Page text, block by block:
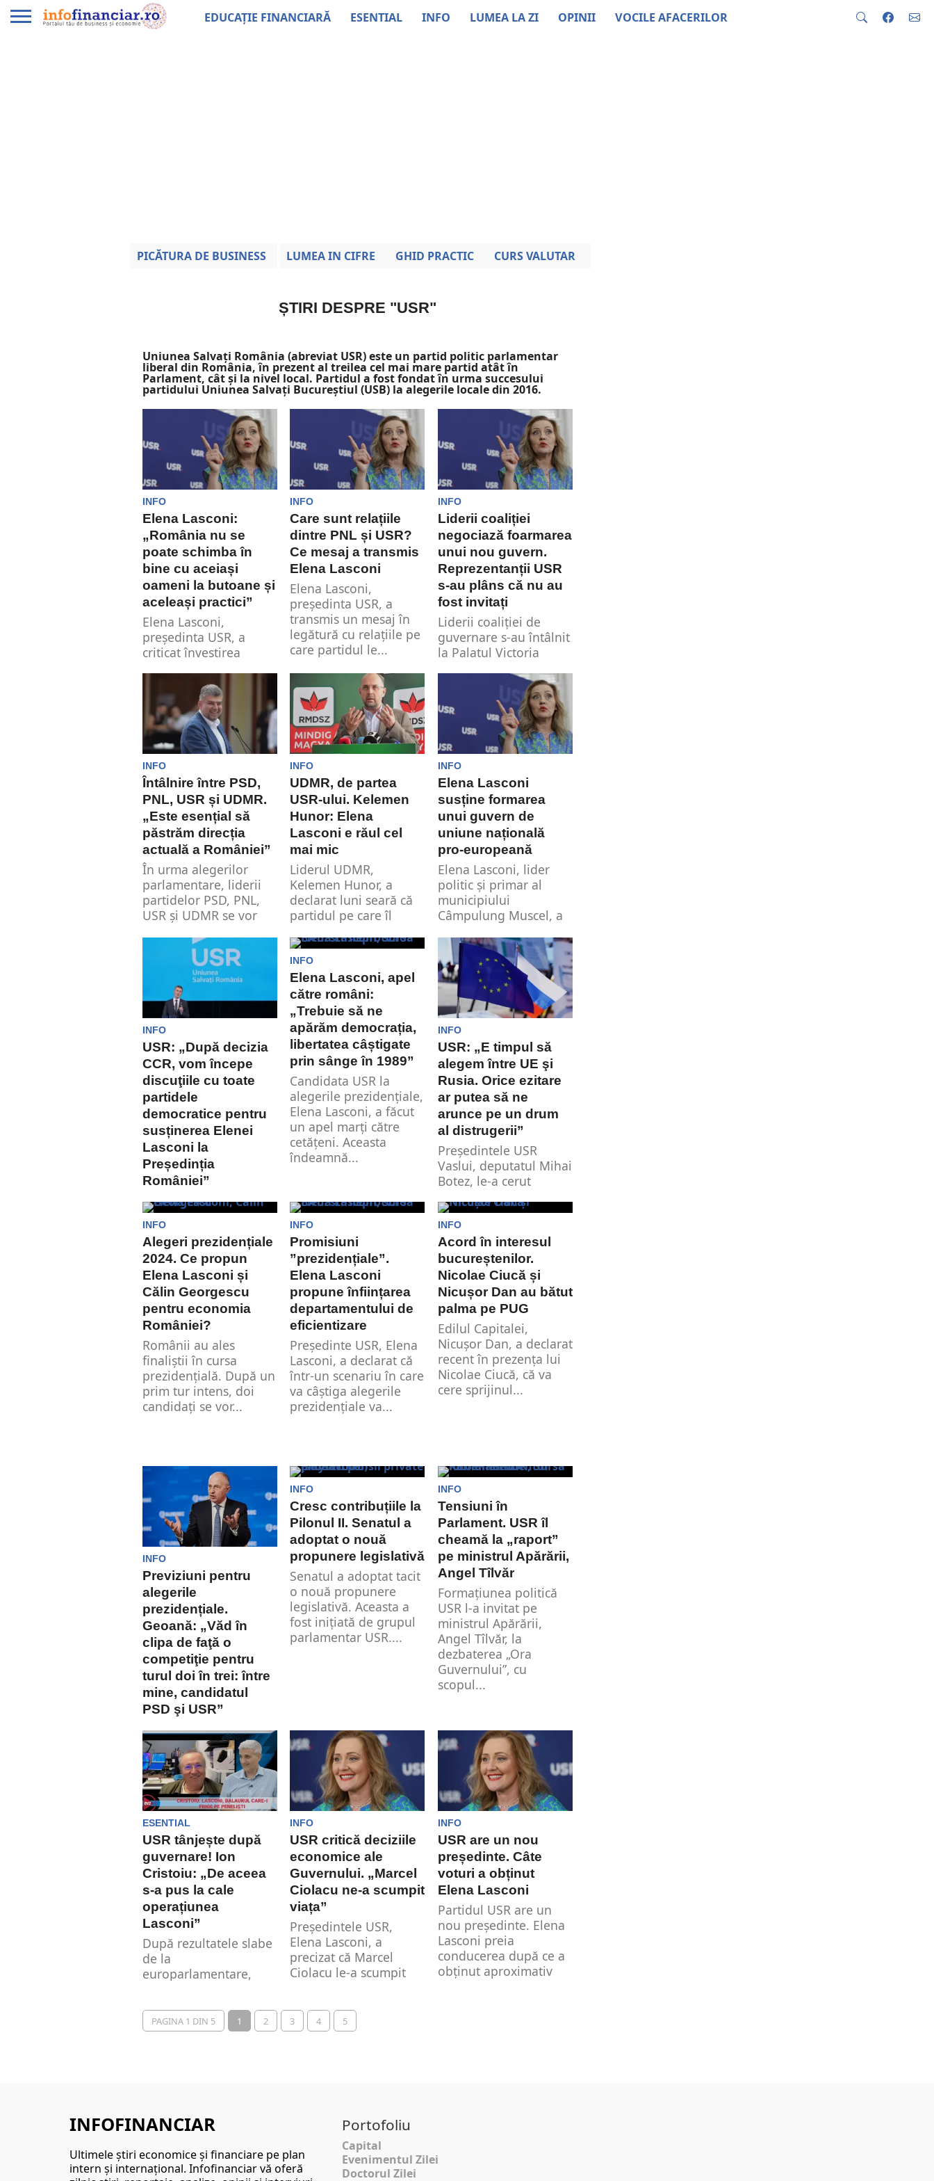
EDUCAȚIE FINANCIARĂ ESENTIAL INFO LUMEA LA ZI OPINII VOCILE AFACERILOR
PICĂTURA DE BUSINESS LUMEA IN CIFRE GHID PRACTIC CURS VALUTAR
ȘTIRI DESPRE "USR"
Uniunea Salvați România (abreviat USR) este un partid politic parlamentar
liberal din România, în prezent al treilea cel mai mare partid atât în ​​
Parlament, cât și la nivel local. Partidul a fost fondat în urma succesului
partidului Uniunea Salvați Bucureștiul (USB) la alegerile locale din 2016.
INFO
Elena Lasconi:
„România nu se
poate schimba în
bine cu aceiași
oameni la butoane și
aceleași practici”
Elena Lasconi,
președinta USR, a
criticat învestirea
2, considerând că
schimbările minore
nu...
INFO
Care sunt relațiile
dintre PNL și USR?
Ce mesaj a transmis
Elena Lasconi
Elena Lasconi,
președinta USR, a
transmis un mesaj în
legătură cu relațiile pe
care partidul le...
INFO
Liderii coaliției
negociază foarmarea
unui nou guvern.
Reprezentanții USR
s-au plâns că nu au
fost invitați
Liderii coaliției de
guvernare s-au întâlnit
la Palatul Victoria
formarea unui nou
INFO
Întâlnire între PSD,
PNL, USR și UDMR.
„Este esențial să
păstrăm direcția
actuală a României”
În urma alegerilor
parlamentare, liderii
partidelor PSD, PNL,
USR și UDMR se vor
INFO
UDMR, de partea
USR-ului. Kelemen
Hunor: Elena
Lasconi e răul cel
mai mic
Liderul UDMR,
Kelemen Hunor, a
declarat luni seară că
partidul pe care îl
INFO
Elena Lasconi
susține formarea
unui guvern de
uniune națională
pro-europeană
Elena Lasconi, lider
politic și primar al
municipiului
Câmpulung Muscel, a
guvern de...
INFO
USR: „După decizia
CCR, vom începe
discuţiile cu toate
partidele
democratice pentru
susținerea Elenei
Lasconi la
Președinția
României”
Prim-vicepreşedintele
USR Dominic Fritz a
declarat, luni, că, după
validarea primului tur
al alegerilor
prezidenţiale de...
INFO
Elena Lasconi, apel
către români:
„Trebuie să ne
apărăm democrația,
libertatea câștigate
prin sânge în 1989”
Candidata USR la
alegerile prezidențiale,
Elena Lasconi, a făcut
un apel marți către
cetățeni. Aceasta
îndeamnă...
INFO
USR: „E timpul să
alegem între UE şi
Rusia. Orice ezitare
ar putea să ne
arunce pe un drum
al distrugerii”
Preşedintele USR
Vaslui, deputatul Mihai
Botez, le-a cerut
judeţ să se ralieze în...
INFO
Alegeri prezidențiale
2024. Ce propun
Elena Lasconi și
Călin Georgescu
pentru economia
României?
Românii au ales
finaliștii în cursa
prezidențială. După un
prim tur intens, doi
candidați se vor...
INFO
Promisiuni
”prezidențiale”.
Elena Lasconi
propune înființarea
departamentului de
eficientizare
Președinte USR, Elena
Lasconi, a declarat că
într-un scenariu în care
va câștiga alegerile
prezidențiale va...
INFO
Acord în interesul
bucureștenilor.
Nicolae Ciucă și
Nicușor Dan au bătut
palma pe PUG
Edilul Capitalei,
Nicușor Dan, a declarat
recent în prezența lui
Nicolae Ciucă, că va
cere sprijinul...
INFO
Previziuni pentru
alegerile
prezidențiale.
Geoană: „Văd în
clipa de faţă o
competiţie pentru
turul doi în trei: între
mine, candidatul
PSD şi USR”
Mircea Geoană este
candidatul
independent pentru
președinția României.
Acesta a făcut și câteva
previziuni cu privire...
INFO
Cresc contribuțiile la
Pilonul II. Senatul a
adoptat o nouă
propunere legislativă
Senatul a adoptat tacit
o nouă propunere
legislativă. Aceasta a
fost inițiată de grupul
parlamentar USR....
INFO
Tensiuni în
Parlament. USR îl
cheamă la „raport”
pe ministrul Apărării,
Angel Tîlvăr
Formațiunea politică
USR l-a invitat pe
ministrul Apărării,
Angel Tîlvăr, la
dezbaterea „Ora
Guvernului”, cu
scopul...
ESENTIAL
USR tânjește după
guvernare! Ion
Cristoiu: „De aceea
s-a pus la cale
operațiunea
Lasconi”
După rezultatele slabe
de la
europarlamentare,
președinte USR....
INFO
USR critică deciziile
economice ale
Guvernului. „Marcel
Ciolacu ne-a scumpit
viața”
Președintele USR,
Elena Lasconi, a
precizat că Marcel
Ciolacu le-a scumpit
INFO
USR are un nou
președinte. Câte
voturi a obținut
Elena Lasconi
Partidul USR are un
nou președinte. Elena
Lasconi preia
conducerea după ce a
obținut aproximativ
PAGINA 1 DIN 5 1 2 3 4 5
INFOFINANCIAR
Ultimele ştiri economice şi financiare pe plan
intern şi internaţional. Infofinanciar vă oferă
Portofoliu
Capital
Evenimentul Zilei
Doctorul Zilei